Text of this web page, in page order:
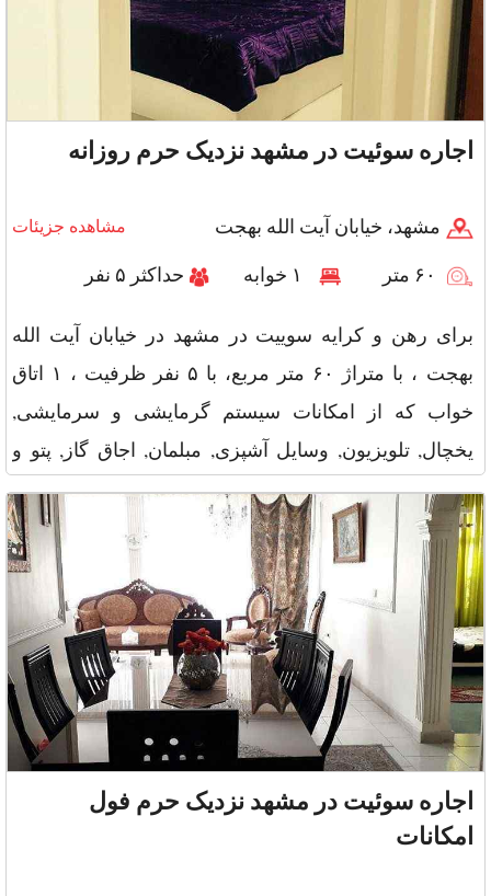
اجاره سوئیت در مشهد نزدیک حرم روزانه
مشهد، خیابان آیت الله بهجت مشاهده جزیئات
حداکثر ۵ نفر
برای رهن و کرایه سوییت در مشهد در خیابان آیت الله
بهجت ، با متراژ ۶۰ متر مربع، با ۵ نفر ظرفیت ، ۱ اتاق
خواب که از امکانات سیستم گرمایشی و سرمایشی,
یخچال, تلویزیون, وسایل آشپزی, مبلمان, اجاق گاز, پتو و
سایر امکانات ما
اجاره سوئیت در مشهد نزدیک حرم فول
امکانات